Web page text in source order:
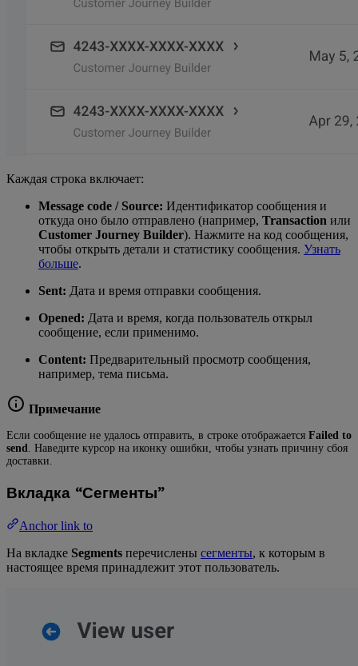
Каждая строка включает:
Message code / Source: Идентификатор сообщения и
откуда оно было отправлено (например, Transaction или
Customer Journey Builder). Нажмите на код сообщения,
чтобы открыть детали и статистику сообщения. Узнать
больше.
Sent: Дата и время отправки сообщения.
Opened: Дата и время, когда пользователь открыл
сообщение, если применимо.
Content: Предварительный просмотр сообщения,
например, тема письма.
Примечание
Если сообщение не удалось отправить, в строке отображается Failed to
send. Наведите курсор на иконку ошибки, чтобы узнать причину сбоя
доставки.
Вкладка “Сегменты”
Anchor link to
На вкладке Segments перечислены сегменты, к которым в
настоящее время принадлежит этот пользователь.